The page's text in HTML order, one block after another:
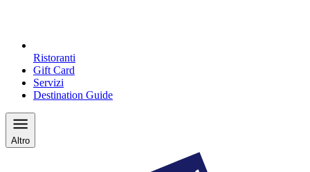
Ristoranti
Gift Card
Servizi
Destination Guide
Altro